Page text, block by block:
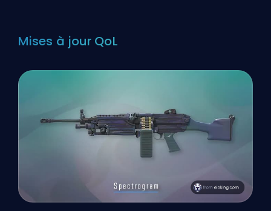
Mises à jour QoL